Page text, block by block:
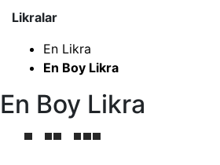
Likralar
En Likra
En Boy Likra
En Boy Likra